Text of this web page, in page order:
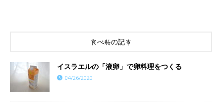
食べ物の記事
イスラエルの「液卵」で卵料理をつくる
04/26/2020